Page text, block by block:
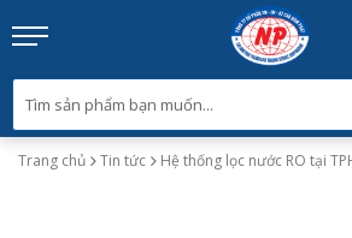
Trang chủ Tin tức Hệ thống lọc nước RO tại